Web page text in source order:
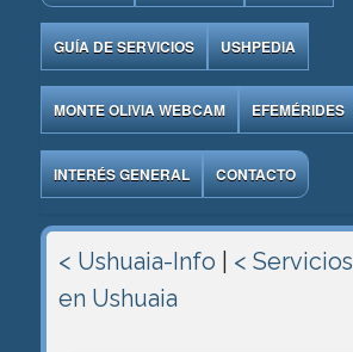
GUÍA DE SERVICIOS USHPEDIA
MONTE OLIVIA WEBCAM EFEMÉRIDES
INTERÉS GENERAL CONTACTO
< Ushuaia-Info < Servicios
en Ushuaia